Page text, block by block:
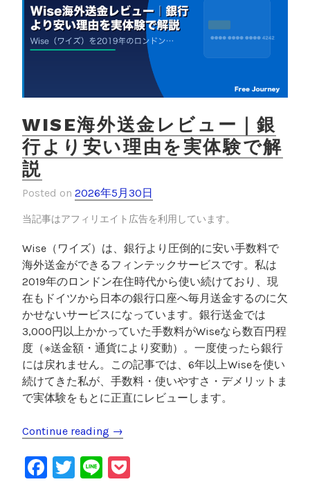
口
座
｜
費
ゼ
ロ
の
6
と
航
前
準
備
”
WISE海外送金レビュー｜銀
行より安い理由を実体験で解
説
Posted on 2026年5月30日
当記事はアフィリエイト広告を利用しています。
Wise（ワイズ）は、銀行より圧倒的に安い手数料で
海外送金ができるフィンテックサービスです。私は
2019年のロンドン在住時代から使い続けており、現
在もドイツから日本の銀行口座へ毎月送金するのに欠
かせないサービスになっています。銀行送金では
3,000円以上かかっていた手数料がWiseなら数百円程
度（※送金額・通貨により変動）。一度使ったら銀行
には戻れません。この記事では、6年以上Wiseを使い
続けてきた私が、手数料・使いやすさ・デメリットま
で実体験をもとに正直にレビューします。
Continue reading “
i
s
→
F
T
Li